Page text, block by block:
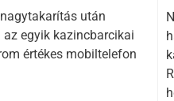
után
egyik kazincbarcikai
értékes mobiltelefon